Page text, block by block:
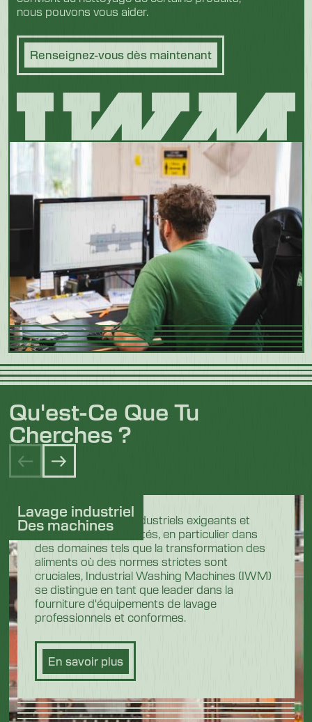
nous pouvons vous aider.
Renseignez-vous dès maintenant
Qu'est-Ce Que Tu
Cherches ?
Dans les secteurs industriels exigeants et
hautement réglementés, en particulier dans
des domaines tels que la transformation des
aliments où des normes strictes sont
cruciales, Industrial Washing Machines (IWM)
se distingue en tant que leader dans la
fourniture d'équipements de lavage
professionnels et conformes.
En savoir plus
Lavage industriel
Des machines